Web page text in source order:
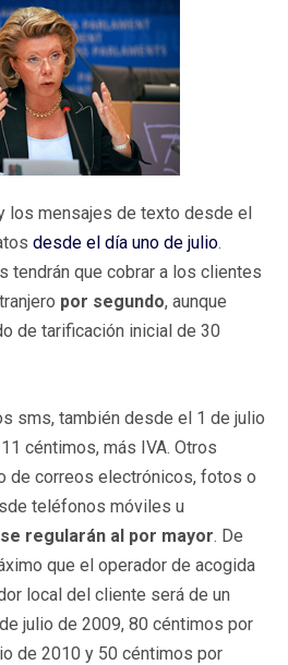
los mensajes de texto desde el
desde el día uno de julio.
tendrán que cobrar a los clientes
por segundo, aunque
de tarificación inicial de 30
sms, también desde el 1 de julio
céntimos, más IVA. Otros
de correos electrónicos, fotos o
teléfonos móviles u
se regularán al por mayor. De
que el operador de acogida
local del cliente será de un
julio de 2009, 80 céntimos por
de 2010 y 50 céntimos por